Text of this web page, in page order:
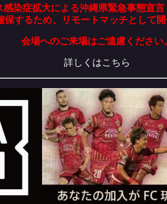
染症拡大による沖縄県緊急事態宣
するため、リモートマッチとして開
会場へのご来場はご遠慮ください。
詳しくはこちら